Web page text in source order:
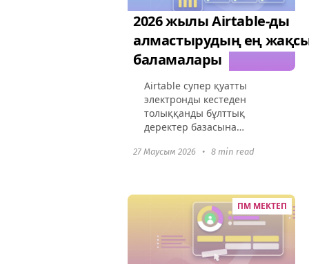
2026 жылы Airtable-ды
алмастырудың ең
баламалары
Airtable супер қуатты
электронды кестеден
толыққанды бұлттық
деректер базасына
кеңейтілген
Көптеген компаниялар
қазір артық жүктелген
интерфейс, рөлге...
27 Маусым 2026 • 8 min read
ПМ МЕКТЕП